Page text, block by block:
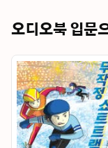
로 성공적인 데뷔
이상 판매되었다.
주간 뉴욕타임스
에서 가장 많이 팔
수출되며 독일, 영
등에서 베스트셀
덴 영화제에서 다
오디오북 입문